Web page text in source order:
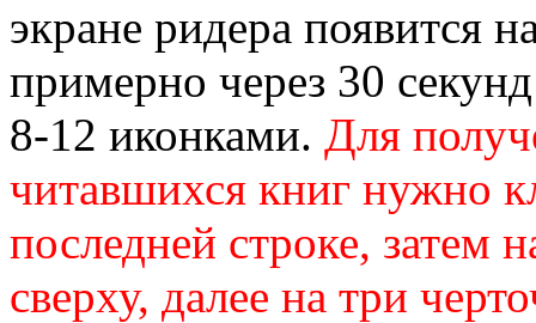
экране ридера появится
примерно через 30
8-12 иконками. Для
читавшихся книг нужно
последней строке, затем
сверху, далее на три